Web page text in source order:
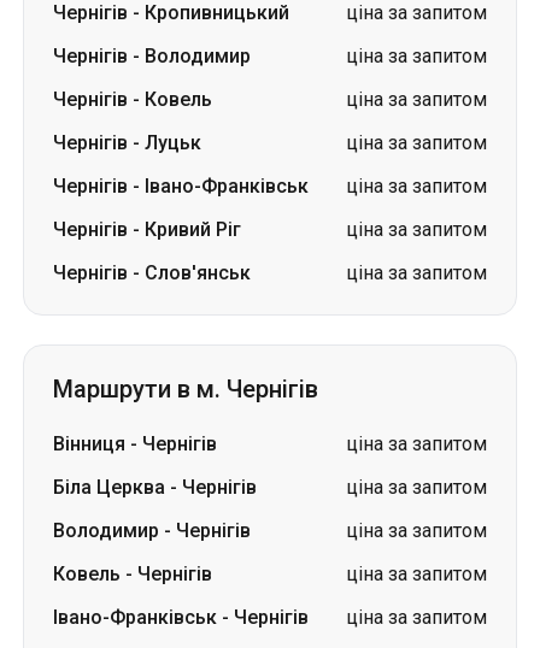
Чернігів - Кропивницький
ціна за запитом
Чернігів - Володимир
ціна за запитом
Чернігів - Ковель
ціна за запитом
Чернігів - Луцьк
ціна за запитом
Чернігів - Івано-Франківськ
ціна за запитом
Чернігів - Кривий Ріг
ціна за запитом
Чернігів - Слов'янськ ціна за запитом
Маршрути в м. Чернігів
Вінниця - Чернігів
ціна за запитом
Біла Церква - Чернігів
ціна за запитом
Володимир - Чернігів
ціна за запитом
Ковель - Чернігів
ціна за запитом
Івано-Франківськ - Чернігів
ціна за запитом